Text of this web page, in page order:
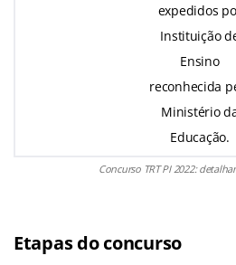
expedidos
Instituição
Ensino
reconhecida
Ministério
Educação.
Concurso TRT PI 2022:
Etapas do concurso